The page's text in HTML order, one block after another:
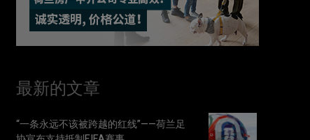
最新的文章
“一条永远不该被跨越的红线”——荷兰足